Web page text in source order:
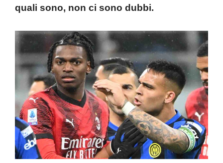
quali sono, non ci sono dubbi.